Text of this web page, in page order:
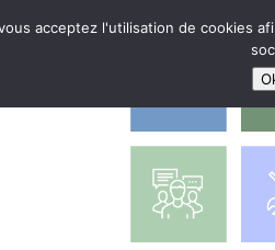
statutaire
Fabrique de Territoire,Toutes
acceptez l'utilisation de cookies